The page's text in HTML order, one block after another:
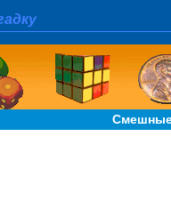
Смешные